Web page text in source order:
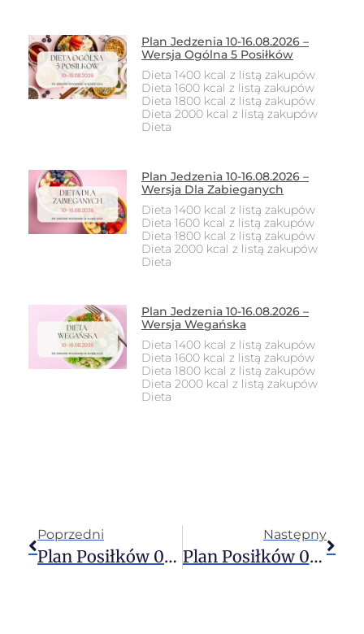
Plan Jedzenia 10-16.08.2026 –
Wersja Ogólna 5 Posiłków
Dieta 1400 kcal z listą zakupów
Dieta 1600 kcal z listą zakupów
Dieta 1800 kcal z listą zakupów
Dieta 2000 kcal z listą zakupów
Dieta
Plan Jedzenia 10-16.08.2026 –
Wersja Dla Zabieganych
Dieta 1400 kcal z listą zakupów
Dieta 1600 kcal z listą zakupów
Dieta 1800 kcal z listą zakupów
Dieta 2000 kcal z listą zakupów
Dieta
Plan Jedzenia 10-16.08.2026 –
Wersja Wegańska
Dieta 1400 kcal z listą zakupów
Dieta 1600 kcal z listą zakupów
Dieta 1800 kcal z listą zakupów
Dieta 2000 kcal z listą zakupów
Dieta
Poprzedni
Plan Posiłków 06-12.11.2023 – Dieta Wegańska
Następny
Plan Posiłków 06-12.11.2023 – Dieta Ogólna